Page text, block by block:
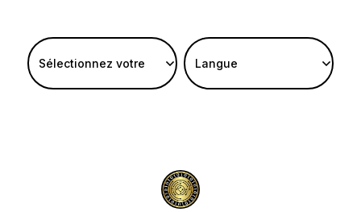
Ledger Flex
Le nouveau standard
COLORIS INÉDITS